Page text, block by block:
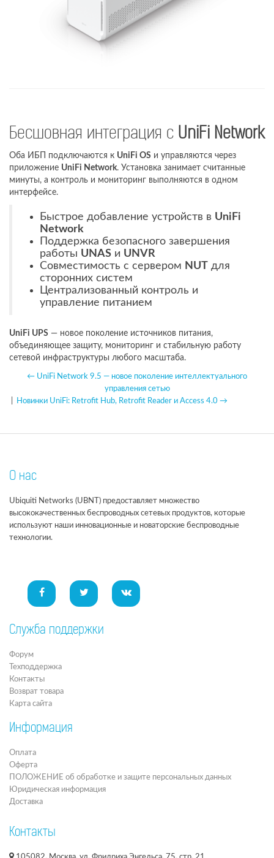
Бесшовная интеграция с UniFi Network
Оба ИБП подключаются к UniFi OS и управляются через
приложение UniFi Network. Установка занимает считанные
минуты, а контроль и мониторинг выполняются в одном
интерфейсе.
Быстрое добавление устройств в UniFi
Network
Поддержка безопасного завершения
работы UNAS и UNVR
Совместимость с сервером NUT для
сторонних систем
Централизованный контроль и
управление питанием
UniFi UPS — новое поколение источников питания,
объединяющее защиту, мониторинг и стабильную работу
сетевой инфраструктуры любого масштаба.
← UniFi Network 9.5 — новое поколение интеллектуального
управления сетью
Новинки UniFi: Retrofit Hub, Retrofit Reader и Access 4.0 →
О нас
Ubiquiti Networks (UBNT) предоставляет множество
высококачественных беспроводных сетевых продуктов, которые
используют наши инновационные и новаторские беспроводные
технологии.
Служба поддержки
Форум
Техподдержка
Контакты
Возврат товара
Карта сайта
Информация
Оплата
Оферта
ПОЛОЖЕНИЕ об обработке и защите персональных данных
Юридическая информация
Доставка
Контакты